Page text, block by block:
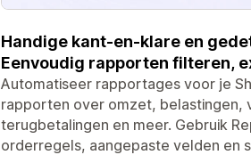
Handige kant-en-klare en
Eenvoudig rapporten filteren,
Automatiseer rapportages voor je
rapporten over omzet, belastingen,
terugbetalingen en meer. Gebruik
orderregels, aangepaste velden en